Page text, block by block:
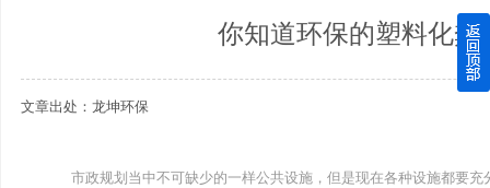
四川玻璃钢化粪池逐渐取代传统玻璃钢化粪池的这几点原因
关于重庆玻璃钢化粪池的这些基础知识你都记住了吗？
你知道环保的塑料化粪
文章出处：龙坤环保
市政规划当中不可缺少的一样公共设施，但是现在各种设施都要充